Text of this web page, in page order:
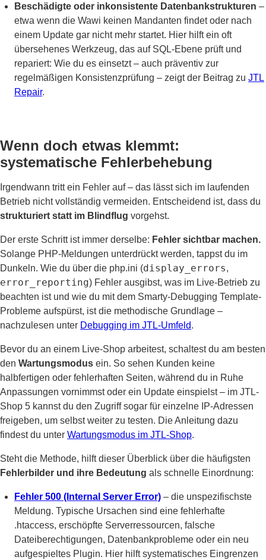
Beschädigte oder inkonsistente Datenbankstrukturen –
etwa wenn die Wawi keinen Mandanten findet oder nach
einem Update gar nicht mehr startet. Hier hilft ein oft
übersehenes Werkzeug, das auf SQL-Ebene prüft und
repariert: Wie du es einsetzt – auch präventiv zur
regelmäßigen Konsistenzprüfung – zeigt der Beitrag zu JTL
Repair.
Wenn doch etwas klemmt:
systematische Fehlerbehebung
Irgendwann tritt ein Fehler auf – das lässt sich im laufenden
Betrieb nicht vollständig vermeiden. Entscheidend ist, dass du
strukturiert statt im Blindflug vorgehst.
Der erste Schritt ist immer derselbe: Fehler sichtbar machen.
Solange PHP-Meldungen unterdrückt werden, tappst du im
Dunkeln. Wie du über die php.ini (display_errors,
error_reporting) Fehler ausgibst, was im Live-Betrieb zu
beachten ist und wie du mit dem Smarty-Debugging Template-
Probleme aufspürst, ist die methodische Grundlage –
nachzulesen unter Debugging im JTL-Umfeld.
Bevor du an einem Live-Shop arbeitest, schaltest du am besten
den Wartungsmodus ein. So sehen Kunden keine
halbfertigen oder fehlerhaften Seiten, während du in Ruhe
Anpassungen vornimmst oder ein Update einspielst – im JTL-
Shop 5 kannst du den Zugriff sogar für einzelne IP-Adressen
freigeben, um selbst weiter zu testen. Die Anleitung dazu
findest du unter Wartungsmodus im JTL-Shop.
Steht die Methode, hilft dieser Überblick über die häufigsten
Fehlerbilder und ihre Bedeutung als schnelle Einordnung:
Fehler 500 (Internal Server Error) – die unspezifischste
Meldung. Typische Ursachen sind eine fehlerhafte
.htaccess, erschöpfte Serverressourcen, falsche
Dateiberechtigungen, Datenbankprobleme oder ein neu
aufgespieltes Plugin. Hier hilft systematisches Eingrenzen